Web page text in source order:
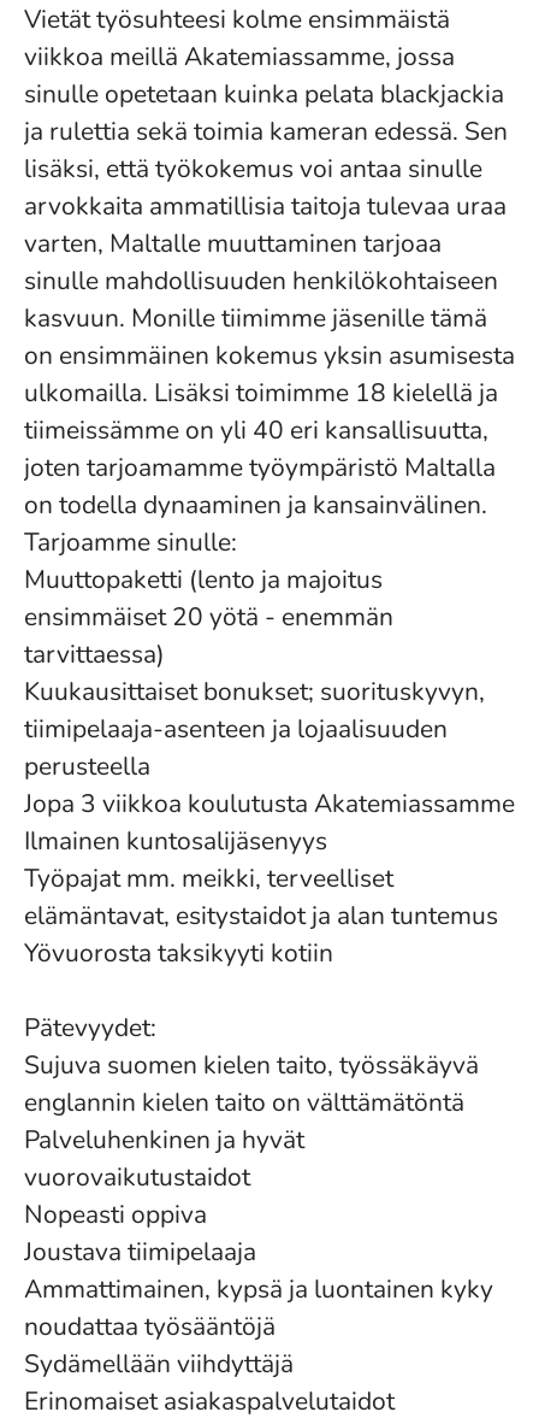
Vietät työsuhteesi kolme ensimmäistä
viikkoa meillä Akatemiassamme, jossa
sinulle opetetaan kuinka pelata blackjackia
ja rulettia sekä toimia kameran edessä. Sen
lisäksi, että työkokemus voi antaa sinulle
arvokkaita ammatillisia taitoja tulevaa uraa
varten, Maltalle muuttaminen tarjoaa
sinulle mahdollisuuden henkilökohtaiseen
kasvuun. Monille tiimimme jäsenille tämä
on ensimmäinen kokemus yksin asumisesta
ulkomailla. Lisäksi toimimme 18 kielellä ja
tiimeissämme on yli 40 eri kansallisuutta,
joten tarjoamamme työympäristö Maltalla
on todella dynaaminen ja kansainvälinen.
Tarjoamme sinulle:
Muuttopaketti (lento ja majoitus
ensimmäiset 20 yötä - enemmän
tarvittaessa)
Kuukausittaiset bonukset; suorituskyvyn,
tiimipelaaja-asenteen ja lojaalisuuden
perusteella
Jopa 3 viikkoa koulutusta Akatemiassamme
Ilmainen kuntosalijäsenyys
Työpajat mm. meikki, terveelliset
elämäntavat, esitystaidot ja alan tuntemus
Yövuorosta taksikyyti kotiin
Pätevyydet:
Sujuva suomen kielen taito, työssäkäyvä
englannin kielen taito on välttämätöntä
Palveluhenkinen ja hyvät
vuorovaikutustaidot
Nopeasti oppiva
Joustava tiimipelaaja
Ammattimainen, kypsä ja luontainen kyky
noudattaa työsääntöjä
Sydämellään viihdyttäjä
Erinomaiset asiakaspalvelutaidot